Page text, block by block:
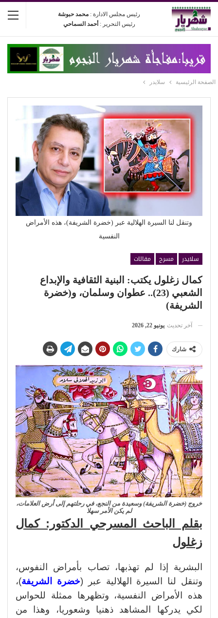
رئيس مجلس الادارة : محمد حبوشة
رئيس التحرير : أحمد السماحي
الصفحة الرئيسية سلايدر
وتنقل لنا السيرة الهلالية عبر (خضرة الشريفة)، هذه الأمراض
النفسية
سلايدر مسرح
مقالات
كمال زغلول يكتب: البنية الثقافية والإبداع
الشعبي (23).. عطوان وسلمان، و(خضرة
الشريفة)
آخر تحديث يونيو 22, 2026
شارك
خروج (خضرة الشريفة) وسعيدة من النجع، في رحلتهم إلى أرض العلامات،
لم يكن الأمر سهلا
بقلم الباحث المسرحي الدكتور: كمال
زغلول
البشرية إذا لم تهذبها، تصاب بأمراض النفوس،
وتنقل لنا السيرة الهلالية عبر (خضرة الشريفة)،
هذه الأمراض النفسية، وتظهرها ممثلة للحواس
لكي يدركها المشاهد ذهنيا وشعوريا، وهذا من